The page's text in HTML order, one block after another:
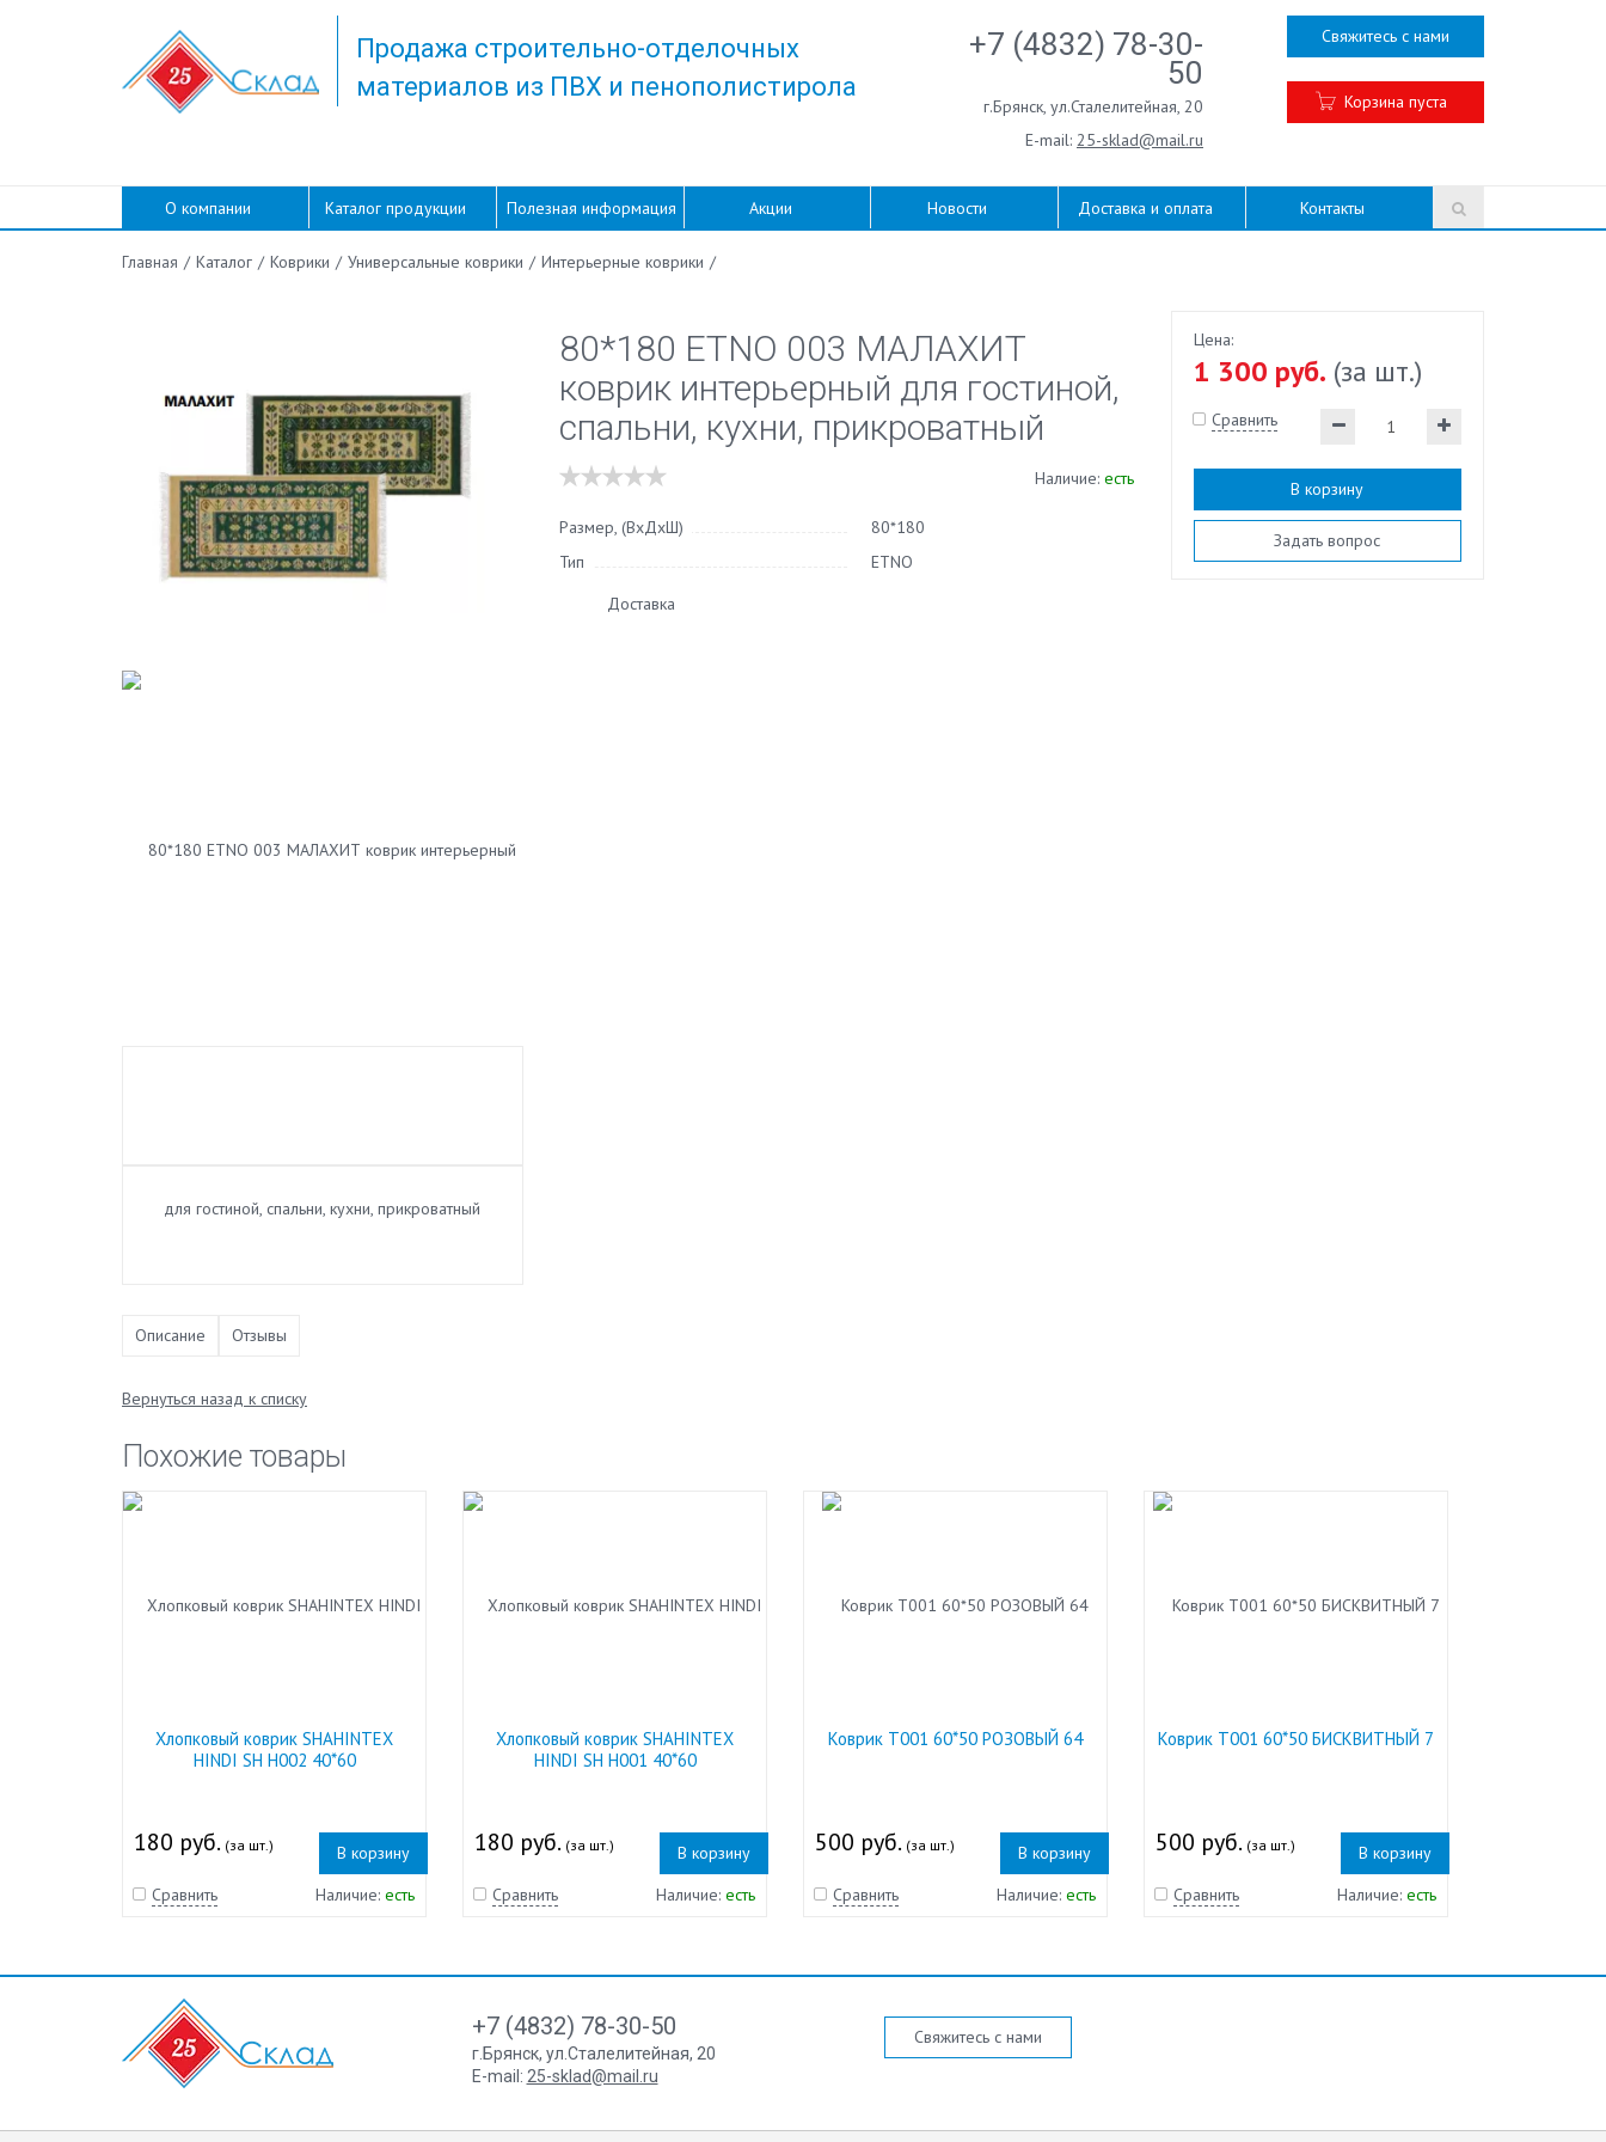
Продажа строительно-отделочных
материалов из ПВХ и пенополистирола
+7 (4832) 78-30-
50
г.Брянск, ул.Сталелитейная, 20
E-mail: 25-sklad@mail.ru
Свяжитесь с нами
Корзина пуста
О компании Каталог продукции Полезная информация Акции Новости Доставка и оплата Контакты
Главная / Каталог / Коврики / Универсальные коврики / Интерьерные коврики /
80*180 ETNO 003 МАЛАХИТ
коврик интерьерный для гостиной,
спальни, кухни, прикроватный
Наличие:есть
Размер, (ВхДхШ)
80*180
Тип
ETNO
Доставка
Цена:
1 300 руб. (за шт.)
Сравнить
В корзину
Задать вопрос
Описание Отзывы
Вернуться назад к списку
Похожие товары
Хлопковый коврик SHAHINTEX
HINDI SH H002 40*60
180 руб. (за шт.)
В корзину
Сравнить
Наличие: есть
Хлопковый коврик SHAHINTEX
HINDI SH H001 40*60
180 руб. (за шт.)
В корзину
Сравнить
Наличие: есть
Коврик Т001 60*50 РОЗОВЫЙ 64
500 руб. (за шт.)
В корзину
Сравнить
Наличие: есть
Коврик Т001 60*50 БИСКВИТНЫЙ 7
500 руб. (за шт.)
В корзину
Сравнить
Наличие: есть
+7 (4832) 78-30-50
г.Брянск, ул.Сталелитейная, 20
E-mail: 25-sklad@mail.ru
Свяжитесь с нами